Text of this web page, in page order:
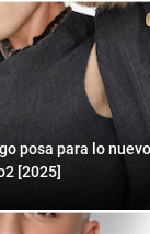
posa para lo
[2025]